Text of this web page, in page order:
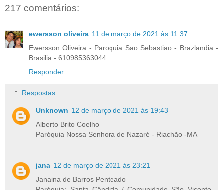
217 comentários:
ewersson oliveira 11 de março de 2021 às 11:37
Ewersson Oliveira - Paroquia Sao Sebastiao - Brazlandia -
Brasilia - 610985363044
Responder
Respostas
Unknown 12 de março de 2021 às 19:43
Alberto Brito Coelho
Paróquia Nossa Senhora de Nazaré - Riachão -MA
jana 12 de março de 2021 às 23:21
Janaina de Barros Penteado